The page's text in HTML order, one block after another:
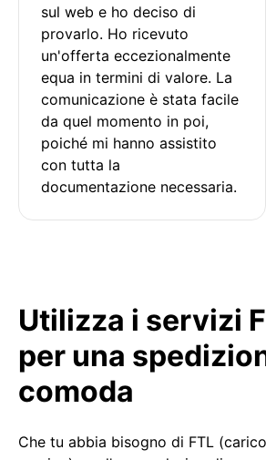
sul web e ho deciso di
provarlo. Ho ricevuto
un'offerta eccezionalmente
equa in termini di valore. La
comunicazione è stata facile
da quel momento in poi,
poiché mi hanno assistito
con tutta la
documentazione necessaria.
Utilizza i servizi
per una
comoda
Che tu abbia bisogno di FTL